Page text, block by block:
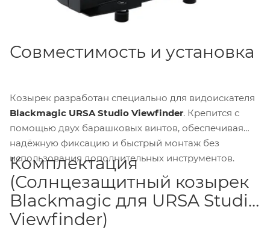
Совместимость и установка
Козырек разработан специально для видоискателя
Blackmagic URSA Studio Viewfinder. Крепится с
помощью двух барашковых винтов, обеспечивая
надёжную фиксацию и быстрый монтаж без
использования дополнительных инструментов.
Комплектация
(Солнцезащитный козырек
Blackmagic для URSA Studio
Viewfinder)